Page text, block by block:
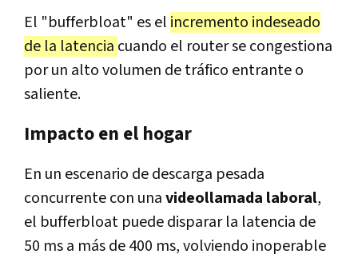
El "bufferbloat" es el incremento indeseado
de la latencia cuando el router se congestiona
por un alto volumen de tráfico entrante o
saliente.
Impacto en el hogar
En un escenario de descarga pesada
concurrente con unavideollamada laboral,
el bufferbloat puede disparar la latencia de
50 ms a más de 400 ms, volviendo inoperable